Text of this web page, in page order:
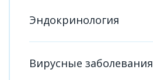
Эндокринология
Вирусные заболевания